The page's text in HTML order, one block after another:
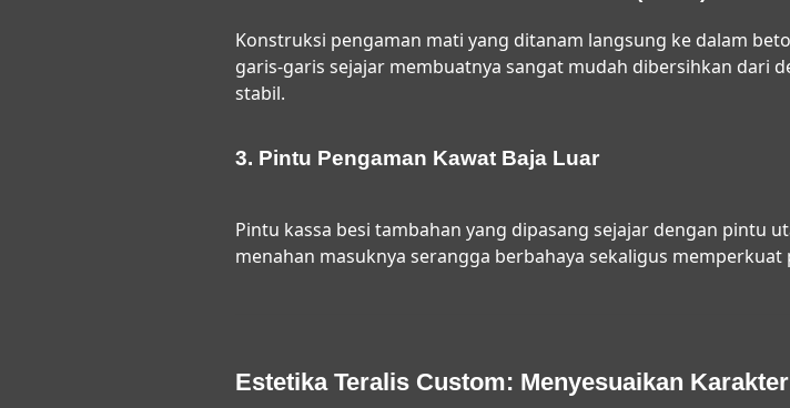
Konstruksi pengaman mati yang ditanam langsung ke dalam
garis-garis sejajar membuatnya sangat mudah dibersihkan dari
stabil.
3. Pintu Pengaman Kawat Baja Luar
Pintu kassa besi tambahan yang dipasang sejajar dengan pintu
menahan masuknya serangga berbahaya sekaligus
Estetika Teralis Custom: Menyesuaikan